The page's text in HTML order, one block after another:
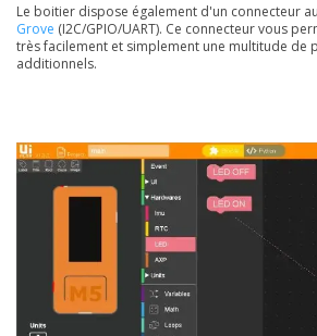
Le boitier dispose également d'un connecteur
Grove (I2C/GPIO/UART). Ce connecteur vous
très facilement et simplement une multitude de
additionnels.